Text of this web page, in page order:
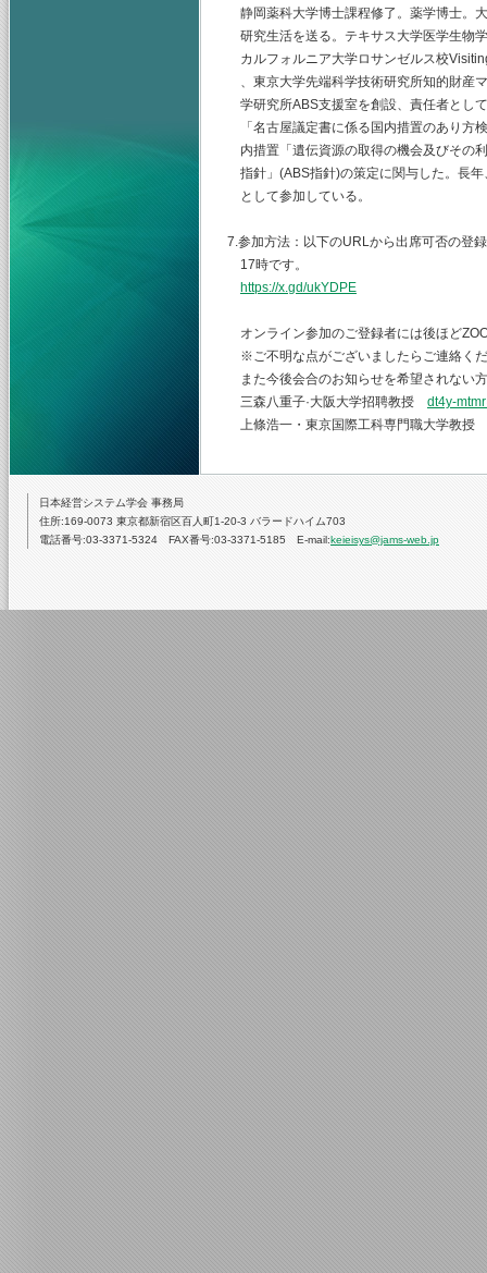
静岡薬科大学博士課程修了。薬学博士。
研究生活を送る。テキサス大学医学生物
カルフォルニア大学ロサンゼルス校
、東京大学先端科学技術研究所知的財産
学研究所ABS支援室を創設、責任者とし
「名古屋議定書に係る国内措置のあり方
内措置「遺伝資源の取得の機会及びその
指針」(ABS指針)の策定に関与した。長
として参加している。
7.参加方法：以下のURLから出席可否の登
17時です。
https://x.gd/ukYDPE
オンライン参加のご登録者には後ほど
※ご不明な点がございましたらご連絡く
また今後会合のお知らせを希望されない
三森八重子·大阪大学招聘教授 dt4y-
上條浩一・東京国際工科専門職大学教授
日本経営システム学会 事務局
住所:169-0073 東京都新宿区百人町1-20-3 バラードハイム703
電話番号:03-3371-5324 FAX番号:03-3371-5185 E-mail:keieisys@jams-web.jp